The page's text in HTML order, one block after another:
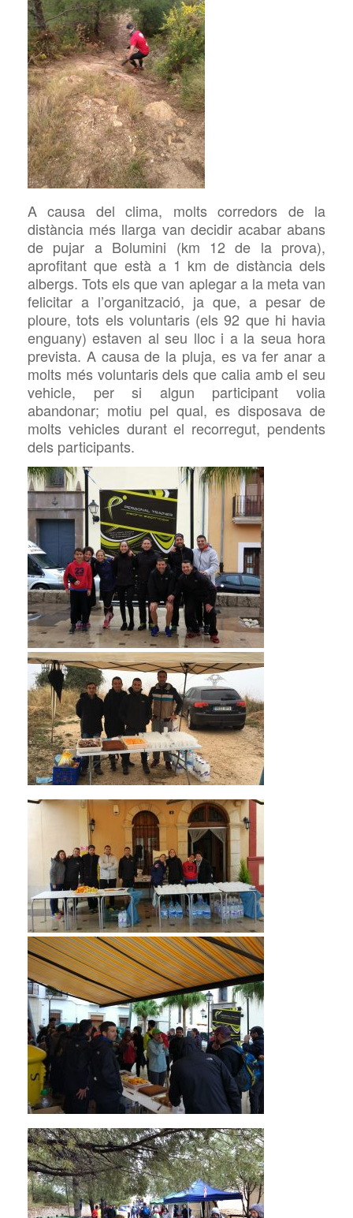
A causa del clima, molts corredors de la
distància més llarga van decidir acabar abans
de pujar a Bolumini (km 12 de la prova),
aprofitant que està a 1 km de distància dels
albergs. Tots els que van aplegar a la meta van
felicitar a l’organització, ja que, a pesar de
ploure, tots els voluntaris (els 92 que hi havia
enguany) estaven al seu lloc i a la seua hora
prevista. A causa de la pluja, es va fer anar a
molts més voluntaris dels que calia amb el seu
vehicle, per si algun participant volia
abandonar; motiu pel qual, es disposava de
molts vehicles durant el recorregut, pendents
dels participants.